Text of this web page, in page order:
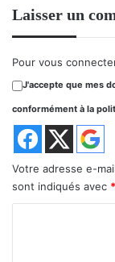
Laisser un
Pour vous
J'accepte que mes
conformément à la
Votre adresse e-
sont indiqués avec *